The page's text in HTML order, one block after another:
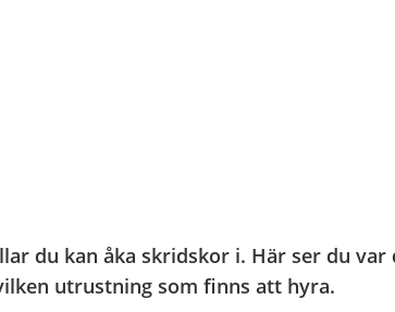
du kan åka skridskor i. Här ser du var
utrustning som finns att hyra.